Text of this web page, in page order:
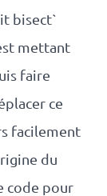
bisect`
mettant
faire
ce
facilement
du
code pour